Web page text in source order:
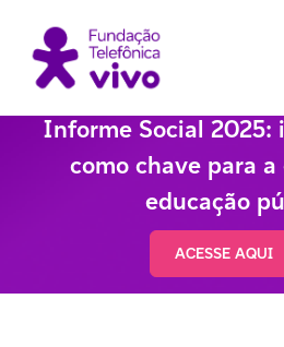
Informe Social 2025:
como chave para
educação
ACESSE AQUI